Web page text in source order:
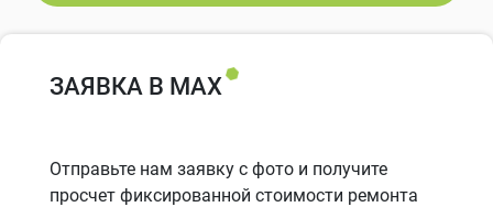
ЗАЯВКА В MAX
Отправьте нам заявку с фото и получите
просчет фиксированной стоимости ремонта